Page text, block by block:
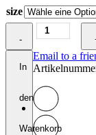
size
-
Fototapete
-
Romantic
beige
In
den
Warenkorb
Email to a